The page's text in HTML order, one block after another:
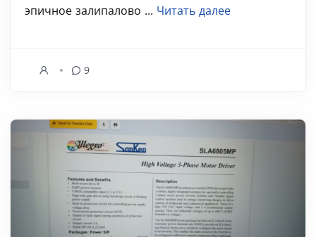
эпичное залипалово ... Читать далее
9